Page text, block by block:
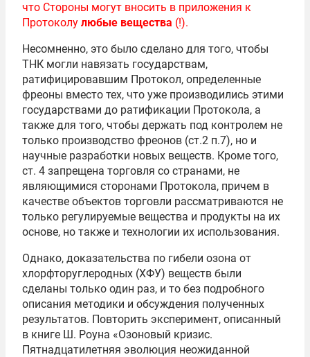
что Стороны могут вносить в приложения к
Протоколу любые вещества (!).
Несомненно, это было сделано для того, чтобы
ТНК могли навязать государствам,
ратифицировавшим Протокол, определенные
фреоны вместо тех, что уже производились этими
государствами до ратификации Протокола, а
также для того, чтобы держать под контролем не
только производство фреонов (ст.2 п.7), но и
научные разработки новых веществ. Кроме того,
ст. 4 запрещена торговля со странами, не
являющимися сторонами Протокола, причем в
качестве объектов торговли рассматриваются не
только регулируемые вещества и продукты на их
основе, но также и технологии их использования.
Однако, доказательства по гибели озона от
хлорфторуглеродных (ХФУ) веществ были
сделаны только один раз, и то без подробного
описания методики и обсуждения полученных
результатов. Повторить эксперимент, описанный
в книге Ш. Роуна «Озоновый кризис.
Пятнадцатилетняя эволюция неожиданной